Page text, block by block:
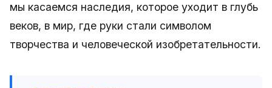
мы касаемся наследия, которое уходит в глубь
веков, в мир, где руки стали символом
творчества и человеческой изобретательности.